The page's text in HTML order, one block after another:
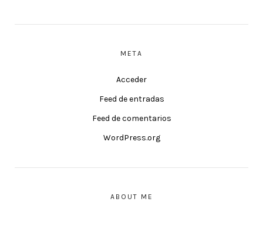
META
Acceder
Feed de entradas
Feed de comentarios
WordPress.org
ABOUT ME